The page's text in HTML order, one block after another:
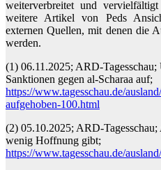
weiterverbreitet und
weitere Artikel von Peds
externen Quellen, mit denen die
werden.
(1) 06.11.2025; ARD-
Sanktionen gegen al-Scharaa auf;
https://www.tagesschau.de/
aufgehoben-100.html
(2) 05.10.2025; ARD-
wenig Hoffnung gibt;
https://www.tagesschau.de/